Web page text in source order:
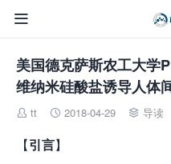

美国德克萨斯农工大
维纳米硅酸盐诱导人体
 tt  2018-04-29  导读
【引言】